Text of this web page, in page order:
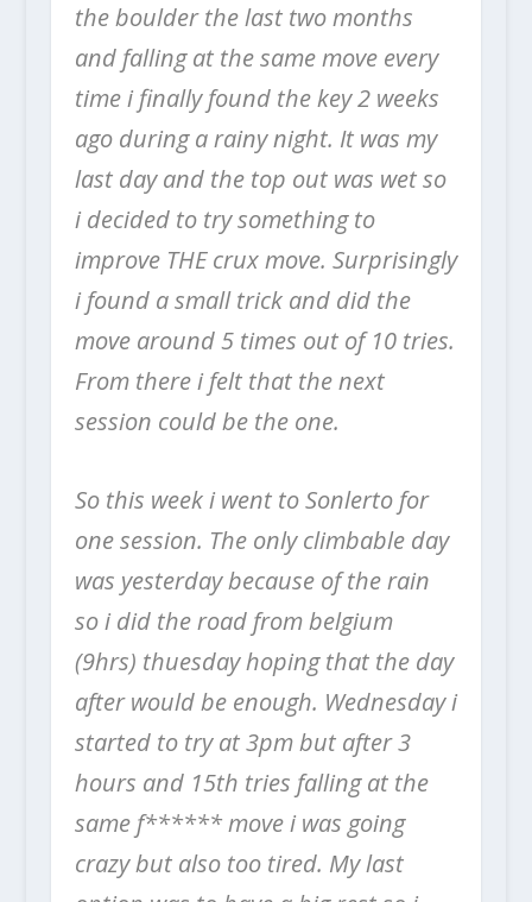
the boulder the last two months
and falling at the same move every
time i finally found the key 2 weeks
ago during a rainy night. It was my
last day and the top out was wet so
i decided to try something to
improve THE crux move. Surprisingly
i found a small trick and did the
move around 5 times out of 10 tries.
From there i felt that the next
session could be the one.
So this week i went to Sonlerto for
one session. The only climbable day
was yesterday because of the rain
so i did the road ​from belgium
(9hrs) thuesday hoping that the day
after would be enough. Wednesday i
started to try at 3pm but after 3
hours and 15th tries falling at the
same f****** move i was going
crazy but also too tired. My last